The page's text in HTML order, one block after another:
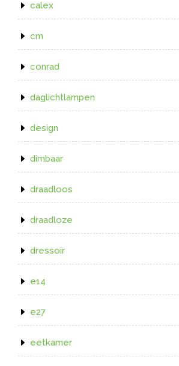
calex
cm
conrad
daglichtlampen
design
dimbaar
draadloos
draadloze
dressoir
e14
e27
eetkamer